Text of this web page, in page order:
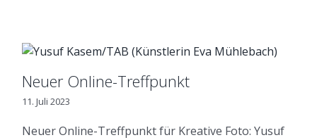
Neuer Online-Treffpunkt
11. Juli 2023
Neuer Online-Treffpunkt für Kreative Foto: Yusuf